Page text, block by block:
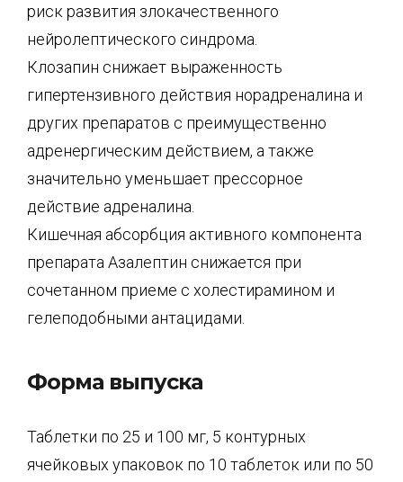
риск развития злокачественного
нейролептического синдрома.
Клозапин снижает выраженность
гипертензивного действия норадреналина и
других препаратов с преимущественно
адренергическим действием, а также
значительно уменьшает прессорное
действие адреналина.
Кишечная абсорбция активного компонента
препарата Азалептин снижается при
сочетанном приеме с холестирамином и
гелеподобными антацидами.
Форма выпуска
Таблетки по 25 и 100 мг, 5 контурных
ячейковых упаковок по 10 таблеток или по 50